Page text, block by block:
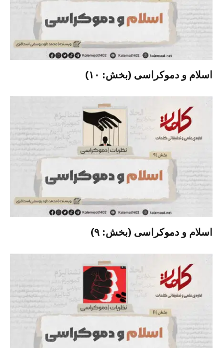
اسلام و دموکراسی (بخش: ۱۰)
اسلام و دموکراسی (بخش: ۹)